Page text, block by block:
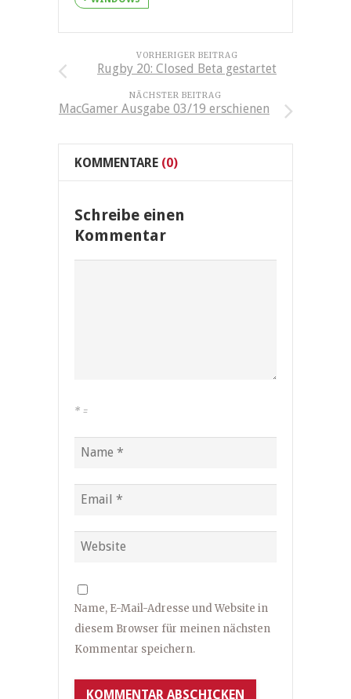
VORHERIGER BEITRAG
Rugby 20: Closed Beta gestartet
NÄCHSTER BEITRAG
MacGamer Ausgabe 03/19 erschienen
KOMMENTARE (0)
Schreibe einen
Kommentar
* =
Name, E-Mail-Adresse und Website in
diesem Browser für meinen nächsten
Kommentar speichern.